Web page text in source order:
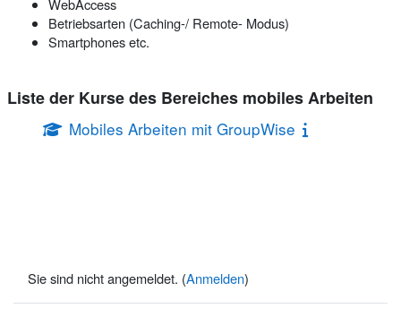
WebAccess
Betriebsarten (Caching-/ Remote- Modus)
Smartphones etc.
Liste der Kurse des Bereiches mobiles Arbeiten
Mobiles Arbeiten mit GroupWise
Sie sind nicht angemeldet. (Anmelden)